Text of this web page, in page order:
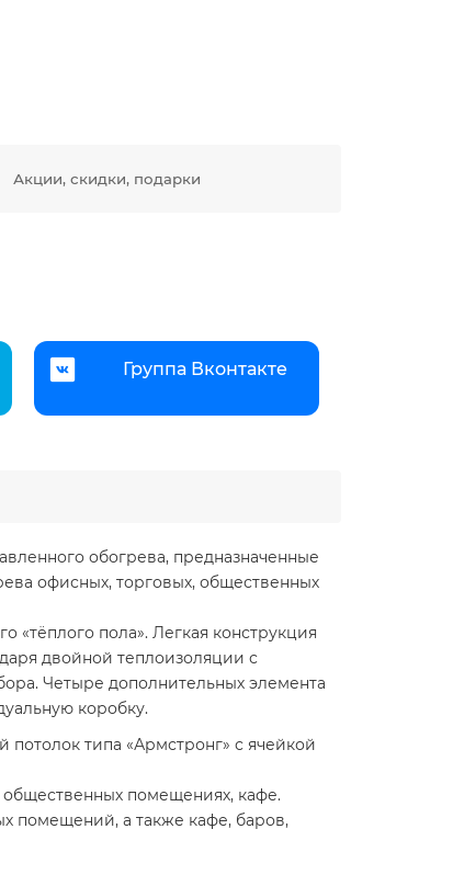
Акции, скидки, подарки
Группа Вконтакте
обогрева, предназначенные
офисных, торговых, общественных
пола». Легкая конструкция
двойной теплоизоляции с
Четыре дополнительных элемента
коробку.
типа «Армстронг» с ячейкой
помещениях, кафе.
помещений, а также кафе, баров,